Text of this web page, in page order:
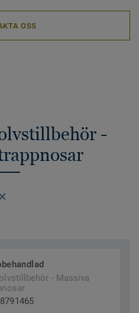
OSS
-
- Massiva